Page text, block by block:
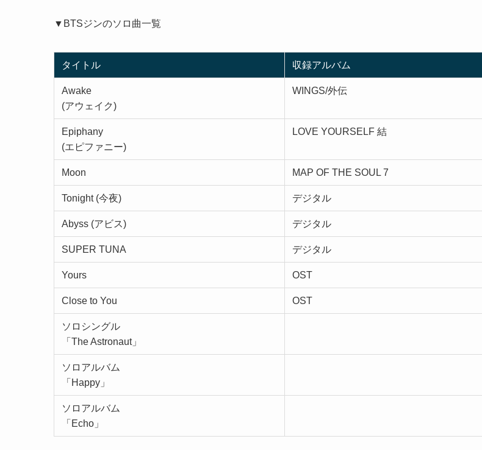
▼BTSジンのソロ曲一覧
タイトル 収録アルバム
Awake
(アウェイク)
WINGS/外伝
Epiphany
(エピファニー)
LOVE YOURSELF 結
Moon MAP OF THE SOUL 7
Tonight (今夜) デジタル
Abyss (アビス) デジタル
SUPER TUNA デジタル
Yours OST
Close to You OST
ソロシングル
「The Astronaut」
ソロアルバム
「Happy」
ソロアルバム
「Echo」